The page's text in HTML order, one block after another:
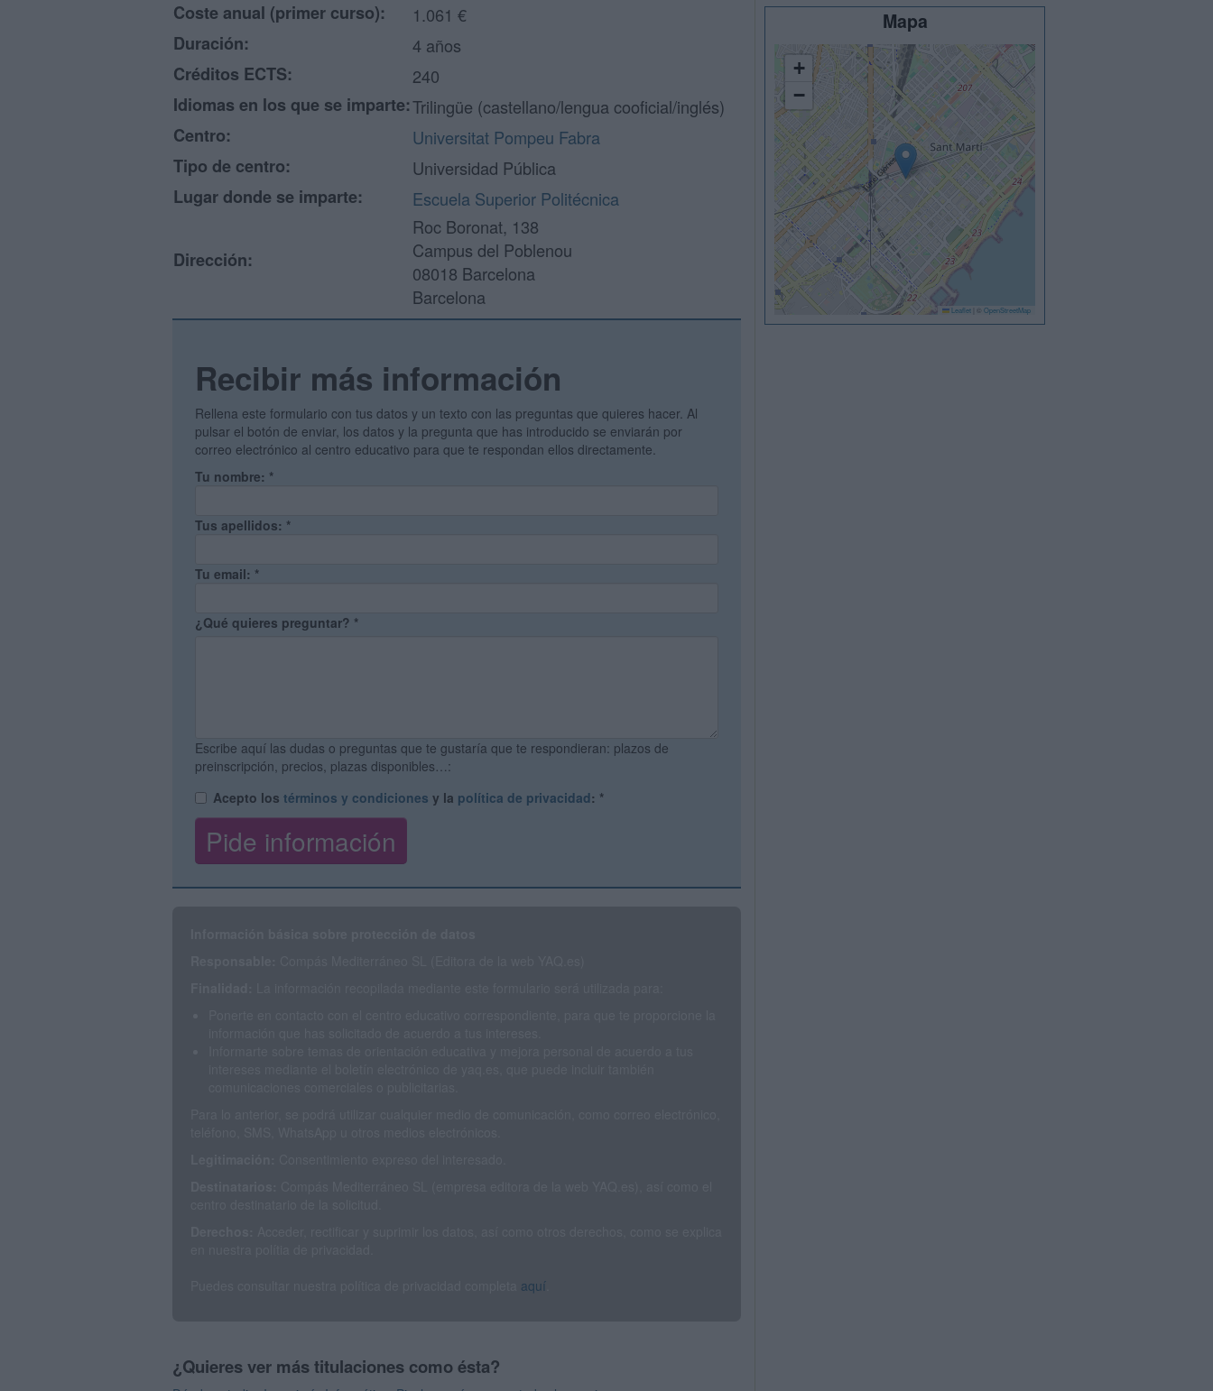
Coste anual (primer curso):
1.061 €
Duración:
4 años
Créditos ECTS:
240
Idiomas en los que se imparte:Trilingüe (castellano/lengua cooficial/inglés)
Centro:
Universitat Pompeu Fabra
Tipo de centro:
Universidad Pública
Lugar donde se imparte:
Escuela Superior Politécnica
Dirección:
Roc Boronat, 138
Campus del Poblenou
08018 Barcelona
Barcelona
Recibir más información
Rellena este formulario con tus datos y un texto con las preguntas que quieres hacer. Al
pulsar el botón de enviar, los datos y la pregunta que has introducido se enviarán por
correo electrónico al centro educativo para que te respondan ellos directamente.
Tu nombre: *
Tus apellidos: *
Tu email: *
¿Qué quieres preguntar? *
Escribe aquí las dudas o preguntas que te gustaría que te respondieran: plazos de
preinscripción, precios, plazas disponibles…:
Acepto los términos y condiciones y la política de privacidad: *
aquí
¿Quieres ver más titulaciones como ésta?
Mapa
+
−
Leaflet © OpenStreetMap